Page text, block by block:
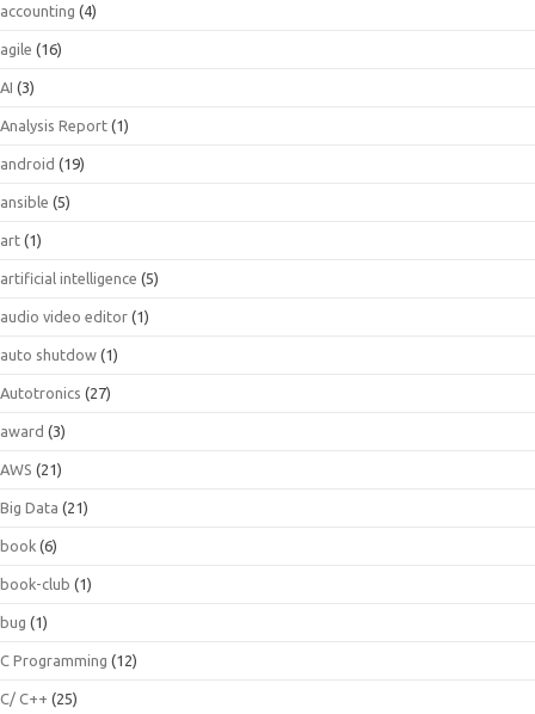
accounting (4)
agile (16)
AI (3)
Analysis Report (1)
android (19)
ansible (5)
art (1)
artificial intelligence (5)
audio video editor (1)
auto shutdow (1)
Autotronics (27)
award (3)
AWS (21)
Big Data (21)
book (6)
book-club (1)
bug (1)
C Programming (12)
C/ C++ (25)